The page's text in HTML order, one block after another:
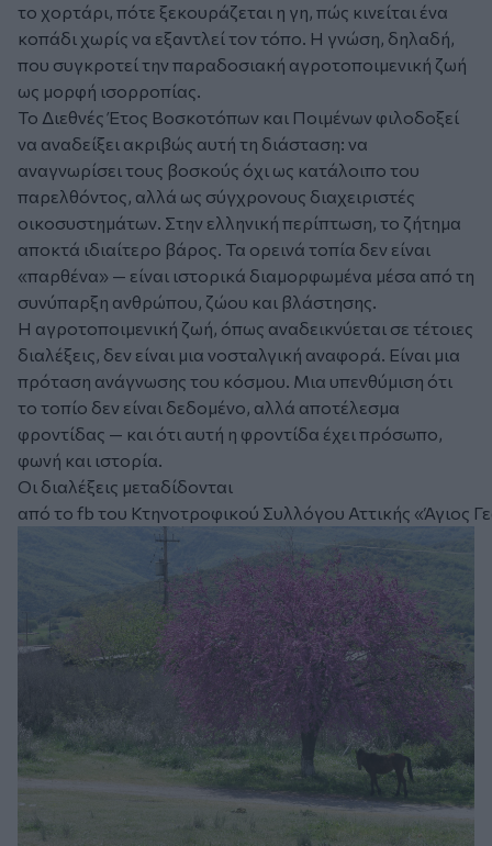
το χορτάρι, πότε ξεκουράζεται η γη, πώς κινείται ένα
κοπάδι χωρίς να εξαντλεί τον τόπο. Η γνώση, δηλαδή,
που συγκροτεί την παραδοσιακή αγροτοποιμενική ζωή
ως μορφή ισορροπίας.
Το Διεθνές Έτος Βοσκοτόπων και Ποιμένων φιλοδοξεί
να αναδείξει ακριβώς αυτή τη διάσταση: να
αναγνωρίσει τους βοσκούς όχι ως κατάλοιπο του
παρελθόντος, αλλά ως σύγχρονους διαχειριστές
οικοσυστημάτων. Στην ελληνική περίπτωση, το ζήτημα
αποκτά ιδιαίτερο βάρος. Τα ορεινά τοπία δεν είναι
«παρθένα» — είναι ιστορικά διαμορφωμένα μέσα από τη
συνύπαρξη ανθρώπου, ζώου και βλάστησης.
Η αγροτοποιμενική ζωή, όπως αναδεικνύεται σε τέτοιες
διαλέξεις, δεν είναι μια νοσταλγική αναφορά. Είναι μια
πρόταση ανάγνωσης του κόσμου. Μια υπενθύμιση ότι
το τοπίο δεν είναι δεδομένο, αλλά αποτέλεσμα
φροντίδας — και ότι αυτή η φροντίδα έχει πρόσωπο,
φωνή και ιστορία.
Οι διαλέξεις μεταδίδονται
από το fb του Κτηνοτροφικού Συλλόγου Αττικής «Άγιος